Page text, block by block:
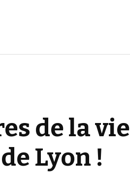
de la vie
Lyon !